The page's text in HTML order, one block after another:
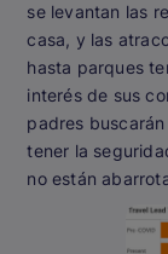
se levantan las
casa, y las
hasta parques
interés de sus
padres
tener la
no están